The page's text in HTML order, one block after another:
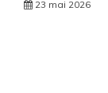
23 mai 2026